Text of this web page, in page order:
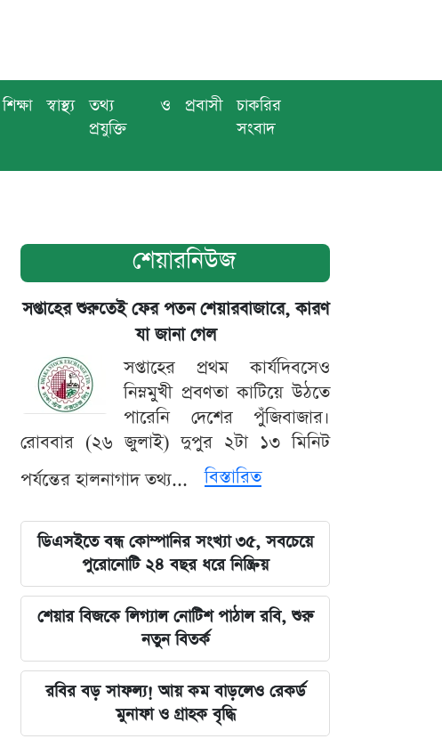
শিক্ষা স্বাস্থ্য
তথ্য ও
প্রযুক্তি
প্রবাসী
চাকরির
সংবাদ
শেয়ারনিউজ
সপ্তাহের শুরুতেই ফের পতন শেয়ারবাজারে, কারণ
যা জানা গেল
সপ্তাহের প্রথম কার্যদিবসেও
নিম্নমুখী প্রবণতা কাটিয়ে উঠতে
পারেনি দেশের পুঁজিবাজার।
রোববার (২৬ জুলাই) দুপুর ২টা ১৩ মিনিট
পর্যন্তের হালনাগাদ তথ্য...
বিস্তারিত
ডিএসইতে বন্ধ কোম্পানির সংখ্যা ৩৫, সবচেয়ে
পুরোনোটি ২৪ বছর ধরে নিষ্ক্রিয়
শেয়ার বিজকে লিগ্যাল নোটিশ পাঠাল রবি, শুরু
নতুন বিতর্ক
রবির বড় সাফল্য! আয় কম বাড়লেও রেকর্ড
মুনাফা ও গ্রাহক বৃদ্ধি